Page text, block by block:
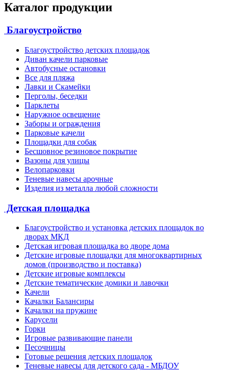
Каталог продукции
Благоустройство
Благоустройство детских площадок
Диван качели парковые
Автобусные остановки
Все для пляжа
Лавки и Скамейки
Перголы, беседки
Парклеты
Наружное освещение
Заборы и ограждения
Парковые качели
Площадки для собак
Бесшовное резиновое покрытие
Вазоны для улицы
Велопарковки
Теневые навесы арочные
Изделия из металла любой сложности
Детская площадка
Благоустройство и установка детских площадок во
дворах МКД
Детская игровая площадка во дворе дома
Детские игровые площадки для многоквартирных
домов (производство и поставка)
Детские игровые комплексы
Детские тематические домики и лавочки
Качели
Качалки Балансиры
Качалки на пружине
Карусели
Горки
Игровые развивающие панели
Песочницы
Готовые решения детских площадок
Теневые навесы для детского сада - МБДОУ